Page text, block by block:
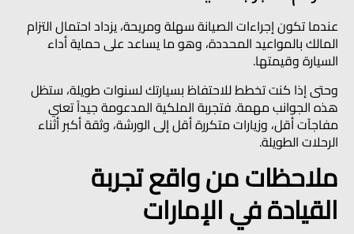
عندما تكون إجراءات الصيانة سهلة ومريحة، يزداد احتمال التزام
المالك بالمواعيد المحددة، وهو ما يساعد على حماية أداء
السيارة وقيمتها.
وحتى إذا كنت تخطط للاحتفاظ بسيارتك لسنوات طويلة، ستظل
هذه الجوانب مهمة. فتجربة الملكية المدعومة جيداً تعني
مفاجآت أقل، وزيارات متكررة أقل إلى الورشة، وثقة أكبر أثناء
الرحلات الطويلة.
ملاحظات من واقع تجربة
القيادة في الإمارات